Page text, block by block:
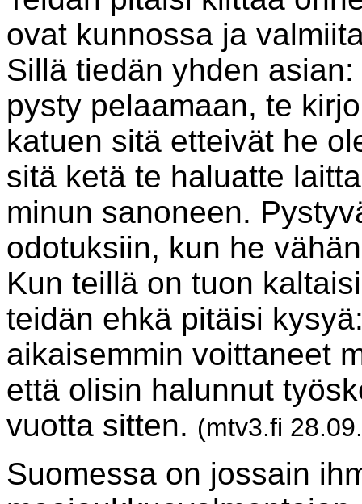
ovat kunnossa ja
Sillä tiedän yhden
pysty pelaamaan, te
katuen sitä etteivät he
sitä ketä te haluatte
minun sanoneen.
odotuksiin, kun he
Kun teillä on tuon
teidän ehkä pitäisi
aikaisemmin voittaneet
että olisin halunnut
vuotta sitten. (mtv3.fi
Suomessa on jossain